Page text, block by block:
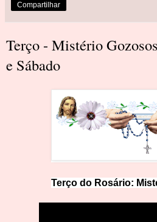
Compartilhar
Terço - Mistério
e Sábado
Terço do Rosário: